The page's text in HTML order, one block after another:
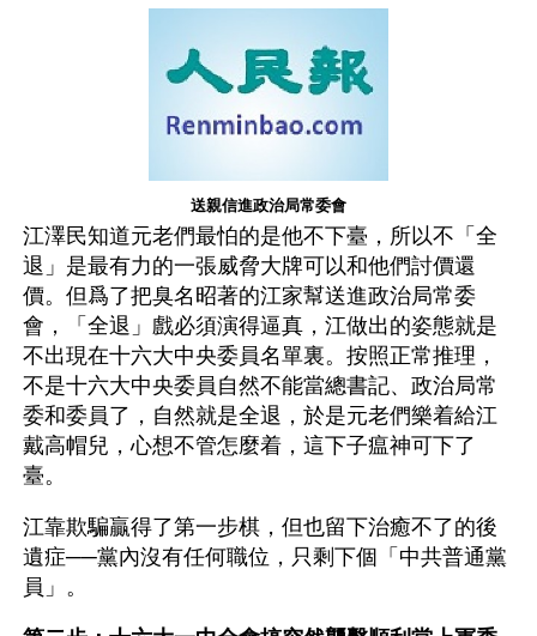
送親信進政治局常委會
江澤民知道元老們最怕的是他不下臺，所以不「全
退」是最有力的一張威脅大牌可以和他們討價還
價。但爲了把臭名昭著的江家幫送進政治局常委
會，「全退」戲必須演得逼真，江做出的姿態就是
不出現在十六大中央委員名單裏。按照正常推理，
不是十六大中央委員自然不能當總書記、政治局常
委和委員了，自然就是全退，於是元老們樂着給江
戴高帽兒，心想不管怎麼着，這下子瘟神可下了
臺。
江靠欺騙贏得了第一步棋，但也留下治癒不了的後
遺症──黨內沒有任何職位，只剩下個「中共普通黨
員」。